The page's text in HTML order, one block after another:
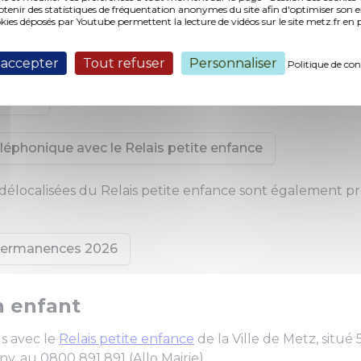
des statistiques de fréquentation anonymes du site afin d'optimiser son
déposés par Youtube permettent la lecture de vidéos sur le site metz.fr en
Tout refuser Personnaliser Politique de
futurs parents qui le souhaitent, leRelais petite
familiaux, garde à domicile, …).
avec le Relais petite enfance
du Relais petite enfance sont également
2026
enfant
avec le Relais petite enfance de la Ville de Metz, situé